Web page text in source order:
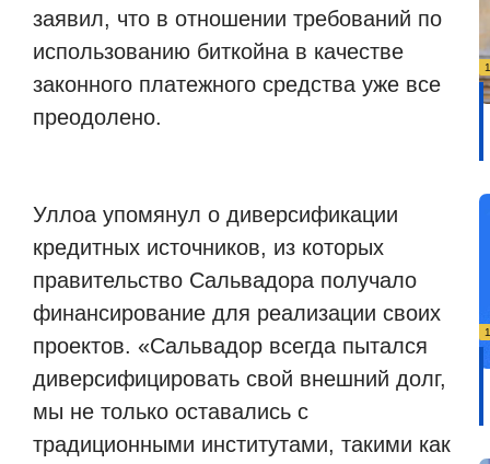
заявил, что в отношении требований по
использованию биткойна в качестве
законного платежного средства уже все
преодолено.
Уллоа упомянул о диверсификации
кредитных источников, из которых
правительство Сальвадора получало
финансирование для реализации своих
проектов. «Сальвадор всегда пытался
диверсифицировать свой внешний долг,
мы не только оставались с
традиционными институтами, такими как